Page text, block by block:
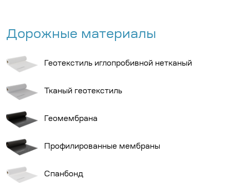
Дорожные материалы
Геотекстиль иглопробивной нетканый
Тканый геотекстиль
Геомембрана
Профилированные мембраны
Спанбонд